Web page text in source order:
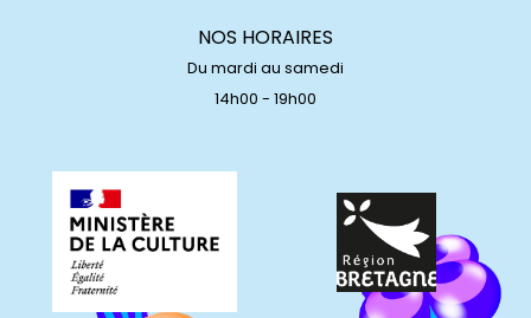
NOS HORAIRES
Du mardi au samedi
14h00 - 19h00